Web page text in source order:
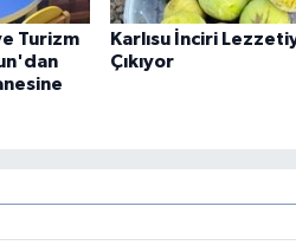
Turizm
Karlısu İnciri
Çıkıyor